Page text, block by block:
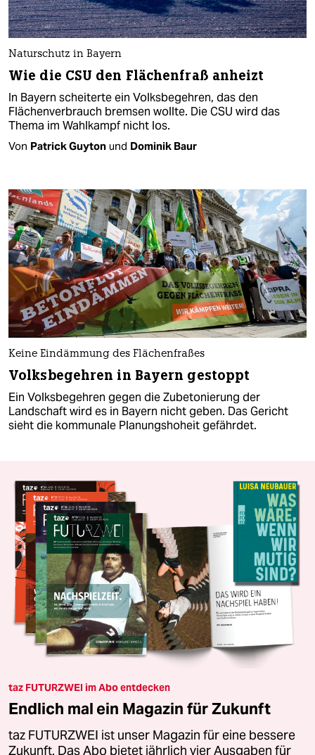
Naturschutz in Bayern
Wie die CSU den Flächenfraß anheizt
In Bayern scheiterte ein Volksbegehren, das den
Flächenverbrauch bremsen wollte. Die CSU wird das
Thema im Wahlkampf nicht los.
Von Patrick Guyton und Dominik Baur
Keine Eindämmung des Flächenfraßes
Volksbegehren in Bayern gestoppt
Ein Volksbegehren gegen die Zubetonierung der
Landschaft wird es in Bayern nicht geben. Das Gericht
sieht die kommunale Planungshoheit gefährdet.
taz FUTURZWEI im Abo entdecken
Endlich mal ein Magazin für Zukunft
taz FUTURZWEI ist unser Magazin für eine bessere
Zukunft. Das Abo bietet jährlich vier Ausgaben für